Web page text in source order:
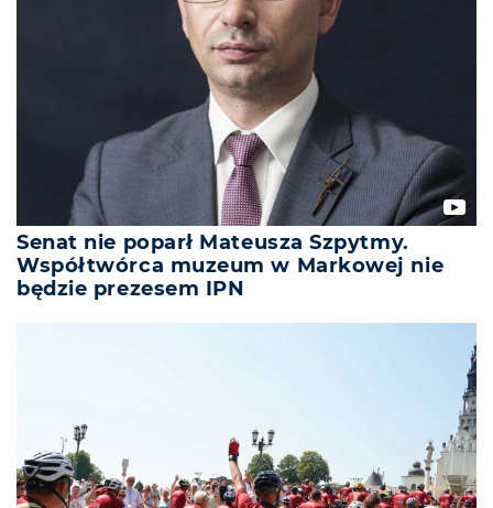
Senat nie poparł Mateusza Szpytmy.
Współtwórca muzeum w Markowej nie
będzie prezesem IPN